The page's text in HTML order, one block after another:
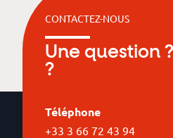
CONTACTEZ-NOUS
Une question
?
Téléphone
+33 3 66 72 43 94